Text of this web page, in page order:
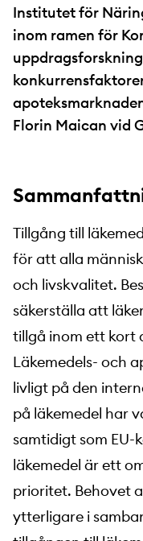
Institutet för
inom ramen för
Florin Maican vid
Tillgång till
för att alla
och livskvalitet.
säkerställa att
tillgå inom ett kort
Läkemedels- och
livligt på den
på läkemedel har
samtidigt som
läkemedel är ett
prioritet. Behovet
ytterligare i